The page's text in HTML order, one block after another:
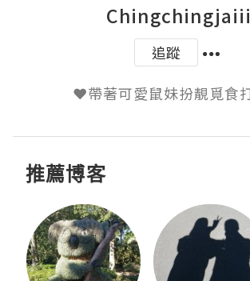
Chingchingjaiii
追蹤
推薦博客